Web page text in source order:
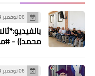
06 نوفمبر 2019
محمد)) -
06 نوفمبر 2019